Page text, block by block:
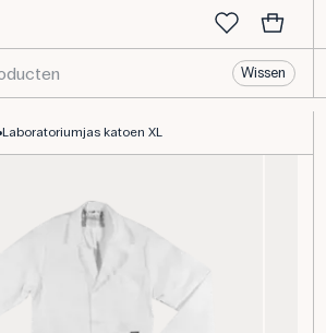
Wissen
Laboratoriumjas katoen XL